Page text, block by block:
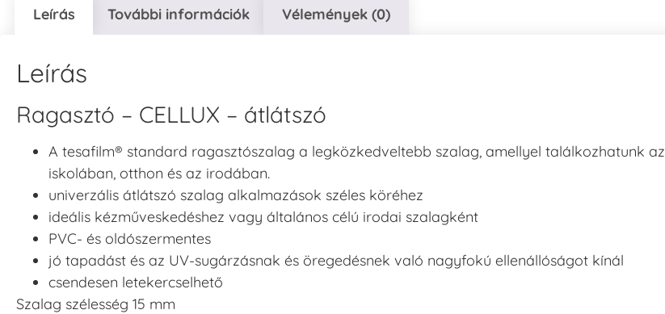
Leírás További információk Vélemények (0)
Leírás
Ragasztó – CELLUX – átlátszó
A tesafilm® standard ragasztószalag a legközkedveltebb szalag, amellyel találkozhatunk az
iskolában, otthon és az irodában.
univerzális átlátszó szalag alkalmazások széles köréhez
ideális kézműveskedéshez vagy általános célú irodai szalagként
PVC- és oldószermentes
jó tapadást és az UV-sugárzásnak és öregedésnek való nagyfokú ellenállóságot kínál
csendesen letekercselhető
Szalag szélesség 15 mm